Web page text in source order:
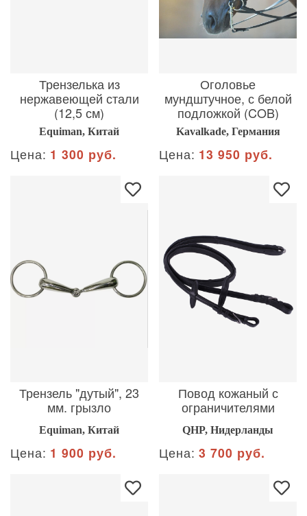
Трензелька из
нержавеющей стали
(12,5 см)
Equiman, Китай
Цена: 1 300 руб.
Оголовье
мундштучное, с белой
подложкой (COB)
Kavalkade, Германия
Цена: 13 950 руб.
Трензель "дутый", 23
мм. грызло
Equiman, Китай
Цена: 1 900 руб.
Повод кожаный с
ограничителями
QHP, Нидерланды
Цена: 3 700 руб.